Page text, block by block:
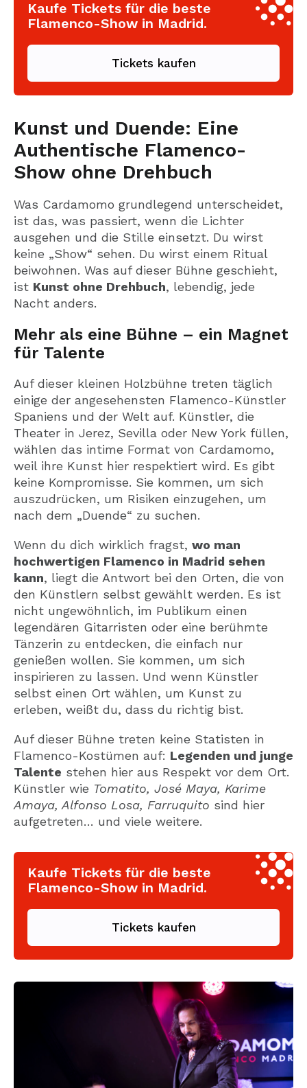
Kaufe Tickets für die beste
Flamenco-Show in Madrid.
Tickets kaufen
Kunst und Duende: Eine
Authentische Flamenco-
Show ohne Drehbuch
Was Cardamomo grundlegend unterscheidet,
ist das, was passiert, wenn die Lichter
ausgehen und die Stille einsetzt. Du wirst
keine „Show“ sehen. Du wirst einem Ritual
beiwohnen. Was auf dieser Bühne geschieht,
ist Kunst ohne Drehbuch, lebendig, jede
Nacht anders.
Mehr als eine Bühne – ein Magnet
für Talente
Auf dieser kleinen Holzbühne treten täglich
einige der angesehensten Flamenco-Künstler
Spaniens und der Welt auf. Künstler, die
Theater in Jerez, Sevilla oder New York füllen,
wählen das intime Format von Cardamomo,
weil ihre Kunst hier respektiert wird. Es gibt
keine Kompromisse. Sie kommen, um sich
auszudrücken, um Risiken einzugehen, um
nach dem „Duende“ zu suchen.
Wenn du dich wirklich fragst, wo man
hochwertigen Flamenco in Madrid sehen
kann, liegt die Antwort bei den Orten, die von
den Künstlern selbst gewählt werden. Es ist
nicht ungewöhnlich, im Publikum einen
legendären Gitarristen oder eine berühmte
Tänzerin zu entdecken, die einfach nur
genießen wollen. Sie kommen, um sich
inspirieren zu lassen. Und wenn Künstler
selbst einen Ort wählen, um Kunst zu
erleben, weißt du, dass du richtig bist.
Auf dieser Bühne treten keine Statisten in
Flamenco-Kostümen auf: Legenden und junge
Talente stehen hier aus Respekt vor dem Ort.
Künstler wie Tomatito, José Maya, Karime
Amaya, Alfonso Losa, Farruquito sind hier
aufgetreten… und viele weitere.
Kaufe Tickets für die beste
Flamenco-Show in Madrid.
Tickets kaufen